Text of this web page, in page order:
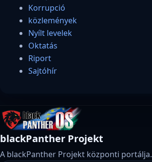
Korrupció
közlemények
Nyílt levelek
Oktatás
Riport
Sajtóhír
blackPanther Projekt
A blackPanther Projekt központi portálja.